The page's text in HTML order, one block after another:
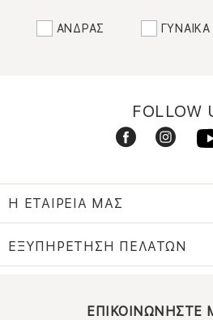
ΑΝΔΡΑΣ ΓΥΝΑΙΚΑ
FOLLOW
Η ΕΤΑΙΡΕΙΑ ΜΑΣ
ΕΞΥΠΗΡΕΤΗΣΗ ΠΕΛΑΤΩΝ
ΕΠΙΚΟΙΝΩΝΗΣΤΕ